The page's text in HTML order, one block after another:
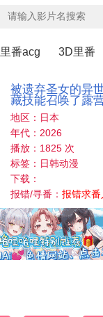
里番acg 3D里番
被遗弃圣女的异
藏技能召唤了露
地区：日本
年代：2026
播放：1825 次
标签：日韩动漫
下载：
报错/寻番：报错求番